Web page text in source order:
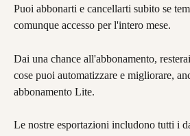
Puoi abbonarti e cancellarti subito se
comunque accesso per l'intero mese.
Dai una chance all'abbonamento,
cose puoi automatizzare e migliorare,
abbonamento Lite.
Le nostre esportazioni includono tutti i